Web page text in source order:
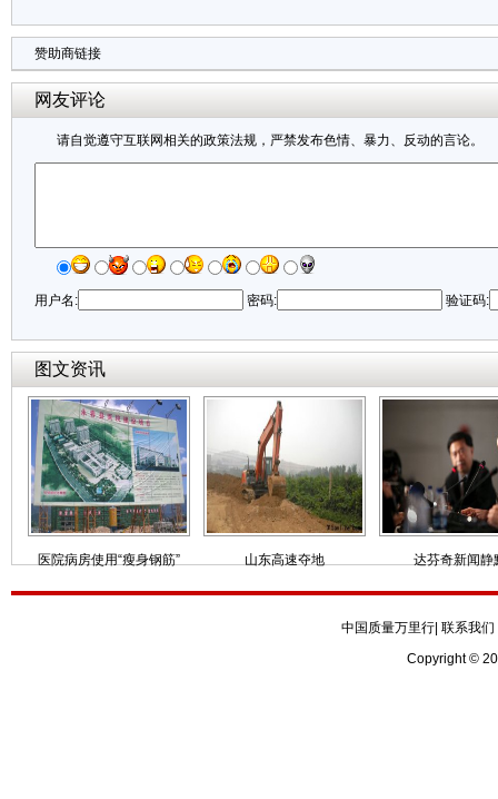
赞助商链接
网友评论
请自觉遵守互联网相关的政策法规，严禁发布色情、暴力、反动的言论。
用户名: 密码: 验证码:
图文资讯
医院病房使用“瘦身钢筋” 山东高速夺地 达芬奇新闻静
中国质量万里行 联系我们
Copyright ©